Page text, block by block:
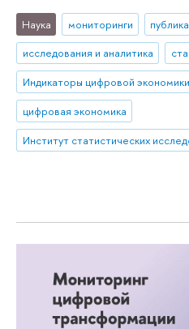
Наука мониторинги
исследования и аналитика
Индикаторы цифровой экономики
цифровая экономика